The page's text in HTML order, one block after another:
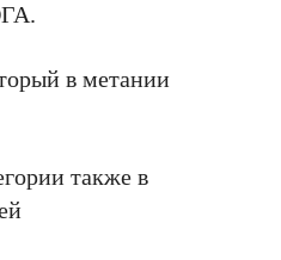
в метании
также в